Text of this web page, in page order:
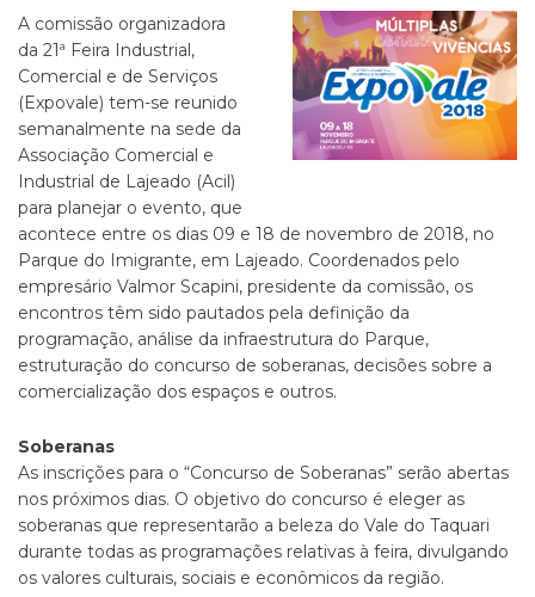
A comissão organizadora
da 21ª Feira Industrial,
Comercial e de Serviços
(Expovale) tem-se reunido
semanalmente na sede da
Associação Comercial e
Industrial de Lajeado (Acil)
para planejar o evento, que
acontece entre os dias 09 e 18 de novembro de 2018, no
Parque do Imigrante, em Lajeado. Coordenados pelo
empresário Valmor Scapini, presidente da comissão, os
encontros têm sido pautados pela definição da
programação, análise da infraestrutura do Parque,
estruturação do concurso de soberanas, decisões sobre a
comercialização dos espaços e outros.
Soberanas
As inscrições para o “Concurso de Soberanas” serão abertas
nos próximos dias. O objetivo do concurso é eleger as
soberanas que representarão a beleza do Vale do Taquari
durante todas as programações relativas à feira, divulgando
os valores culturais, sociais e econômicos da região.